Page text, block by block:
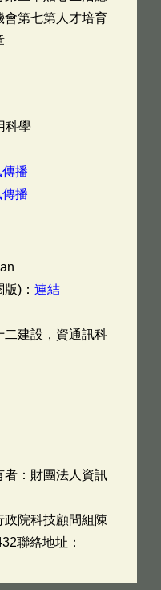
會第七第人才培育
科學
播
播
)： 連結
二建設，資通訊科
者：財團法人資訊
院科技顧問組陳
聯絡地址：